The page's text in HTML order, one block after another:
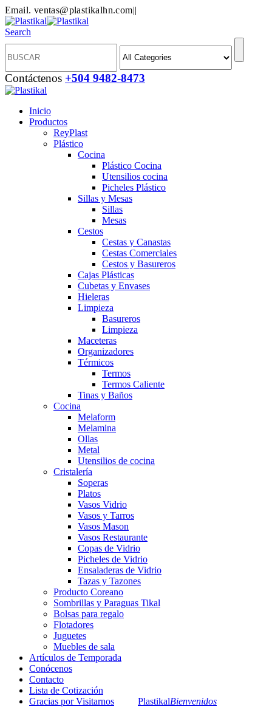
Email. ventas@plastikalhn.com||
Search
Contáctenos +504 9482-8473
Inicio
Productos
ReyPlast
Plástico
Cocina
Plástico Cocina
Utensilios cocina
Picheles Plástico
Sillas y Mesas
Sillas
Mesas
Cestos
Cestas y Canastas
Cestas Comerciales
Cestos y Basureros
Cajas Plásticas
Cubetas y Envases
Hieleras
Limpieza
Basureros
Limpieza
Maceteras
Organizadores
Térmicos
Termos
Termos Caliente
Tinas y Baños
Cocina
Melaform
Melamina
Ollas
Metal
Utensilios de cocina
Cristalería
Soperas
Platos
Vasos Vidrio
Vasos y Tarros
Vasos Mason
Vasos Restaurante
Copas de Vidrio
Picheles de Vidrio
Ensaladeras de Vidrio
Tazas y Tazones
Producto Coreano
Sombrillas y Paraguas Tikal
Bolsas para regalo
Flotadores
Juguetes
Muebles de sala
Artículos de Temporada
Conócenos
Contacto
Lista de Cotización
Gracias por Visitarnos
PlastikalBienvenidos